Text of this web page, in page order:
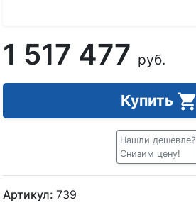
1 517 477 руб.
Купить
Нашли дешевле?
Снизим цену!
Артикул: 739